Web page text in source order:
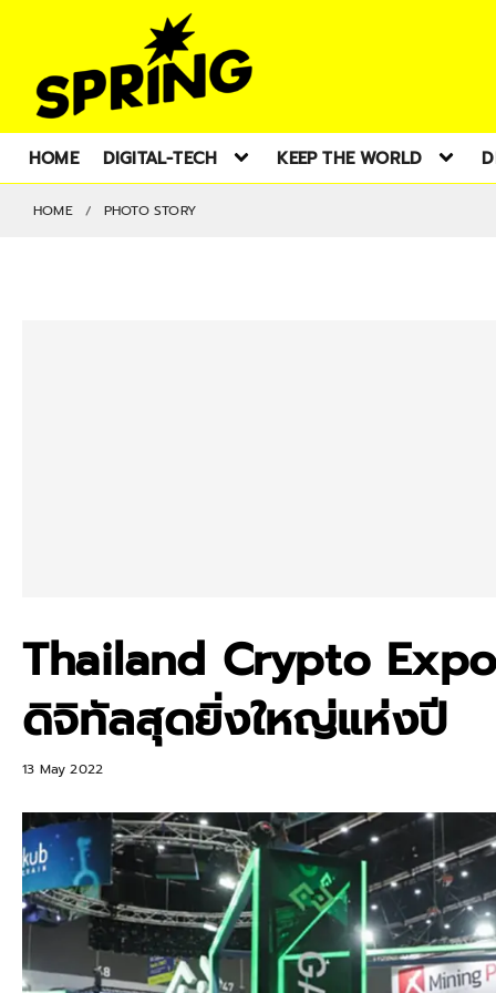
HOME DIGITAL-TECH KEEP THE WORLD
HOME PHOTO STORY
Thailand Crypto
ดิจิทัลสุดยิ่งใหญ่แห่งปี
13 May 2022